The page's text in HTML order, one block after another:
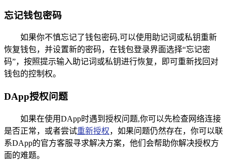
忘记钱包密码
如果你不慎忘记了钱包密码,可以使用助记词或私钥重新
恢复钱包，并设置新的密码，在钱包登录界面选择“忘记密
码”，按照提示输入助记词或私钥进行恢复，即可重新找回对
钱包的控制权。
DApp授权问题
如果在使用DApp时遇到授权问题,你可以先检查网络连接
是否正常，或者尝试重新授权，如果问题仍然存在，你可以联
系DApp的官方客服寻求解决方案，他们会帮助你解决授权方
面的难题。